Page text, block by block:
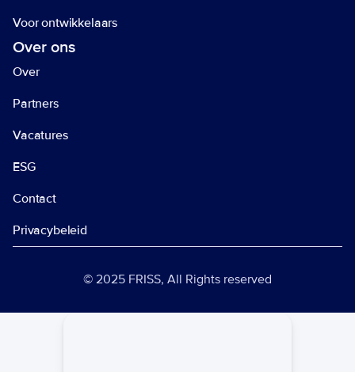
Voor ontwikkelaars
Over ons
Over
Partners
Vacatures
ESG
Contact
Privacybeleid
© 2025 FRISS, All Rights reserved